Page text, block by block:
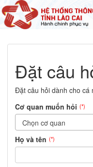
Đặt câu
Đặt câu hỏi dành cho cá
Cơ quan muốn hỏi (*)
Chọn cơ quan
Họ và tên (*)